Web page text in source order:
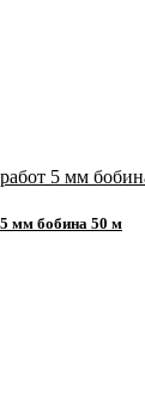
мм бобина 50 м